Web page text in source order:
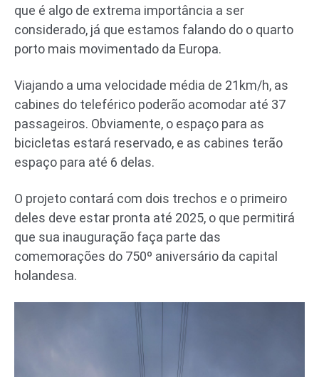
que é algo de extrema importância a ser
considerado, já que estamos falando do o quarto
porto mais movimentado da Europa.
Viajando a uma velocidade média de 21km/h, as
cabines do teleférico poderão acomodar até 37
passageiros. Obviamente, o espaço para as
bicicletas estará reservado, e as cabines terão
espaço para até 6 delas.
O projeto contará com dois trechos e o primeiro
deles deve estar pronta até 2025, o que permitirá
que sua inauguração faça parte das
comemorações do 750º aniversário da capital
holandesa.